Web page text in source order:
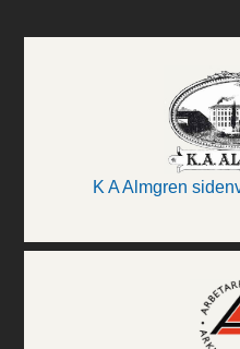
K A Almgren